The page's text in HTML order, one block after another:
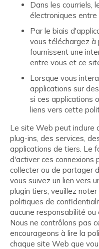
Dans les courriels,
électroniques
Par le biais
vous téléchargez
fournissent une
entre vous et ce
Lorsque vous
applications sur
si ces applications
liens vers cette
Le site Web peut inclure
plug-ins, des services,
applications de tiers. Le
d'activer ces
collecter ou de partager
vous suivez un lien vers
plugin tiers, veuillez
politiques de
aucune responsabilité
Nous ne contrôlons pas
encourageons à lire la
chaque site Web que